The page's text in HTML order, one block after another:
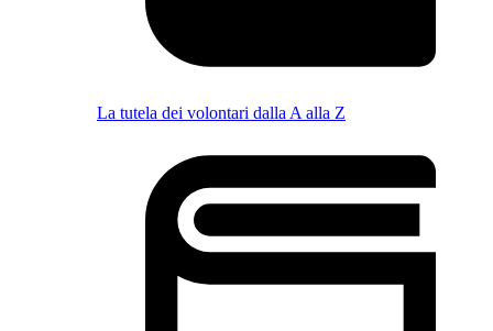
La tutela dei volontari dalla A alla Z